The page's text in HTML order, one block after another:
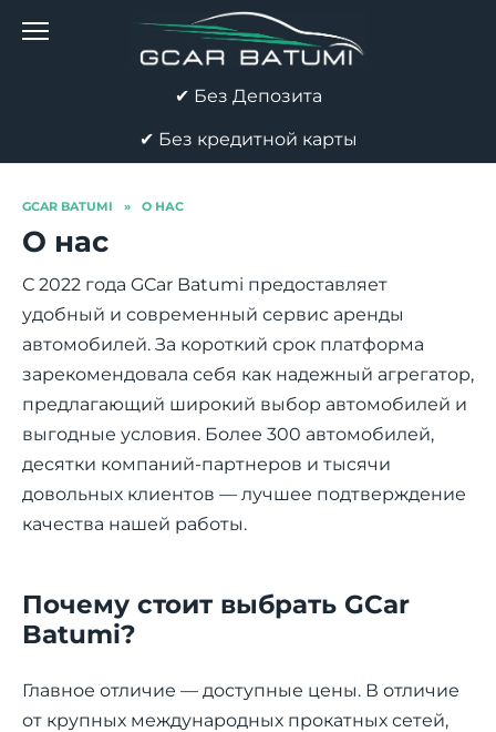
✔ Без Депозита
✔ Без кредитной карты
GCAR BATUMI » О НАС
О нас
С 2022 года GCar Batumi предоставляет
удобный и современный сервис аренды
автомобилей. За короткий срок платформа
зарекомендовала себя как надежный агрегатор,
предлагающий широкий выбор автомобилей и
выгодные условия. Более 300 автомобилей,
десятки компаний-партнеров и тысячи
довольных клиентов — лучшее подтверждение
качества нашей работы.
Почему стоит выбрать GCar
Batumi?
Главное отличие — доступные цены. В отличие
от крупных международных прокатных сетей,